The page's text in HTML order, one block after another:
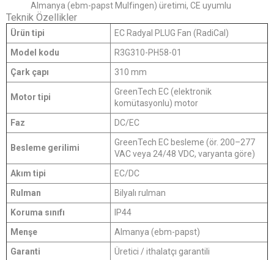
Almanya (ebm-papst Mulfingen) üretimi, CE uyumlu
Teknik Özellikler
Ürün tipi
EC Radyal PLUG Fan (RadiCal)
Model kodu
R3G310-PH58-01
Çark çapı
310 mm
Motor tipi
GreenTech EC (elektronik
komütasyonlu) motor
Faz
DC/EC
Besleme gerilimi
GreenTech EC besleme (ör. 200–277
VAC veya 24/48 VDC, varyanta göre)
Akım tipi
EC/DC
Rulman
Bilyalı rulman
Koruma sınıfı
IP44
Menşe
Almanya (ebm-papst)
Garanti
Üretici / ithalatçı garantili